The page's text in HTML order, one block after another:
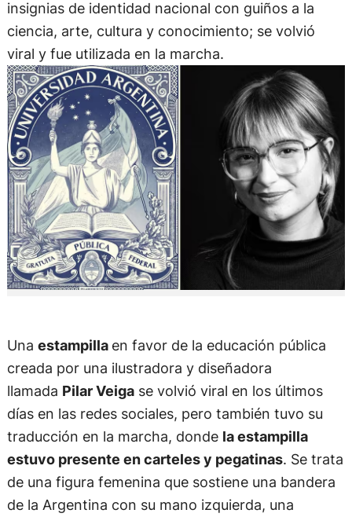
insignias de identidad nacional con guiños a la
ciencia, arte, cultura y conocimiento; se volvió
viral y fue utilizada en la marcha.
Una estampilla en favor de la educación pública
creada por una ilustradora y diseñadora
llamada Pilar Veigase volvió viral en los últimos
días en las redes sociales, pero también tuvo su
traducción en la marcha, donde la estampilla
estuvo presente en carteles y pegatinas. Se trata
de una figura femenina que sostiene una bandera
de la Argentina con su mano izquierda, una